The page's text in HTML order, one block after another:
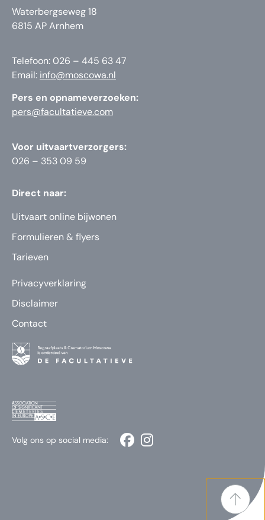
Waterbergseweg 18
6815 AP Arnhem
Telefoon: 026 – 445 63 47
Email: info@moscowa.nl
Pers en opnameverzoeken:
pers@facultatieve.com
Voor uitvaartverzorgers:
026 – 353 09 59
Direct naar:
Uitvaart online bijwonen
Formulieren & flyers
Tarieven
Privacyverklaring
Disclaimer
Contact
Volg ons op social media: